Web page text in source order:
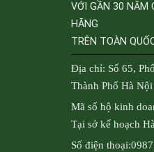
VỚI GẦN 30 NĂM
HÃNG
TRÊN TOÀN
Địa chỉ: Số 65,
Thành Phố Hà
Mã số hộ kinh
Tại sở kế hoạch
Số điện